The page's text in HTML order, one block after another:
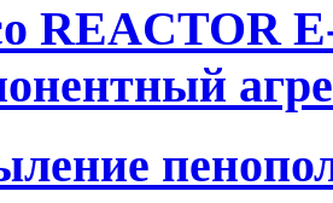
REACTOR